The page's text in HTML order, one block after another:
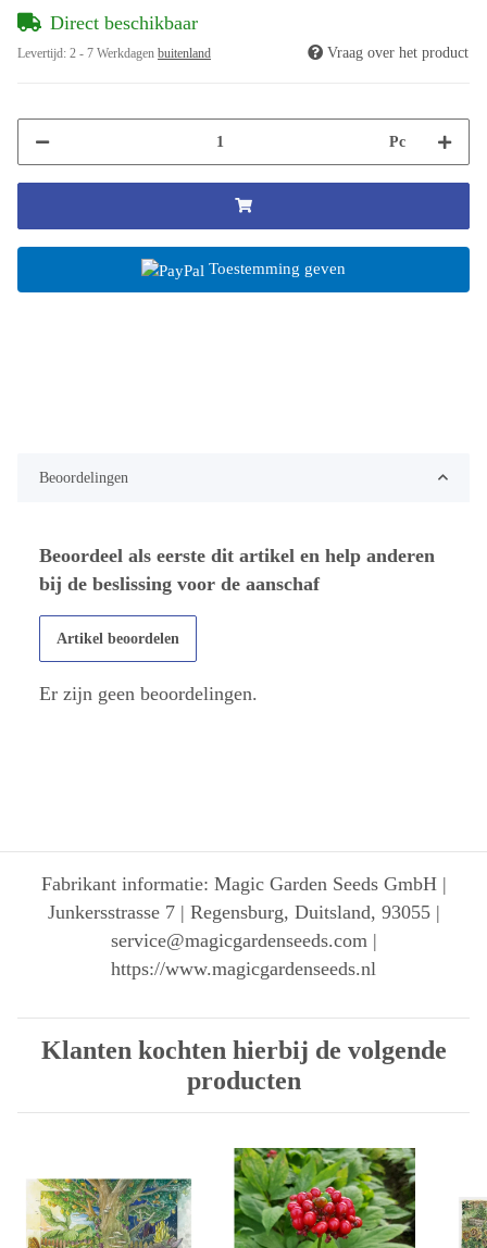
Direct beschikbaar
Levertijd: 2 - 7 Werkdagen buitenland Vraag over het product
Pc
Toestemming geven
Beoordelingen
Beoordeel als eerste dit artikel en help anderen
bij de beslissing voor de aanschaf
Artikel beoordelen
Er zijn geen beoordelingen.
Fabrikant informatie: Magic Garden Seeds GmbH |
Junkersstrasse 7 | Regensburg, Duitsland, 93055 |
service@magicgardenseeds.com |
https://www.magicgardenseeds.nl
Klanten kochten hierbij de volgende
producten